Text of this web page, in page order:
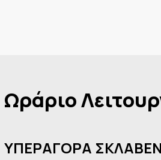
Ωράριο
ΥΠΕΡΑΓΟΡΑ